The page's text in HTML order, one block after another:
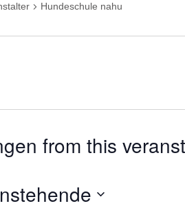
Hundeschule nahu
from this